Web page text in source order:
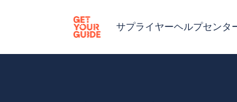
サプライヤーヘルプセンタ